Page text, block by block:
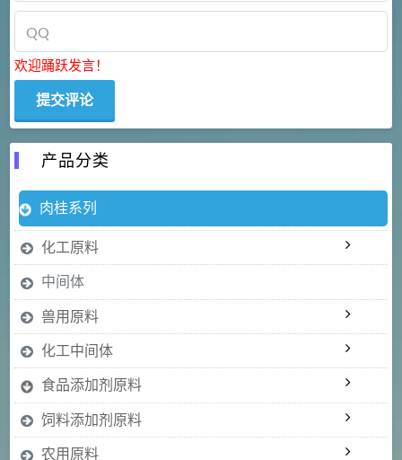
欢迎踊跃发言！
产品分类
肉桂系列
化工原料
中间体
兽用原料
化工中间体
食品添加剂原料
饲料添加剂原料
农用原料